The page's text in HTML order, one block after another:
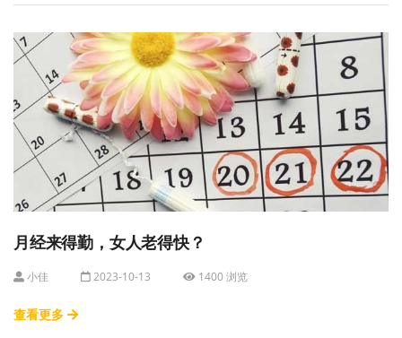
月经来得勤，女人老得快？
小佳 2023-10-13 1400 浏览
查看更多